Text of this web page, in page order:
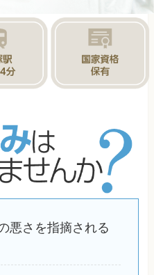
悪さを指摘される